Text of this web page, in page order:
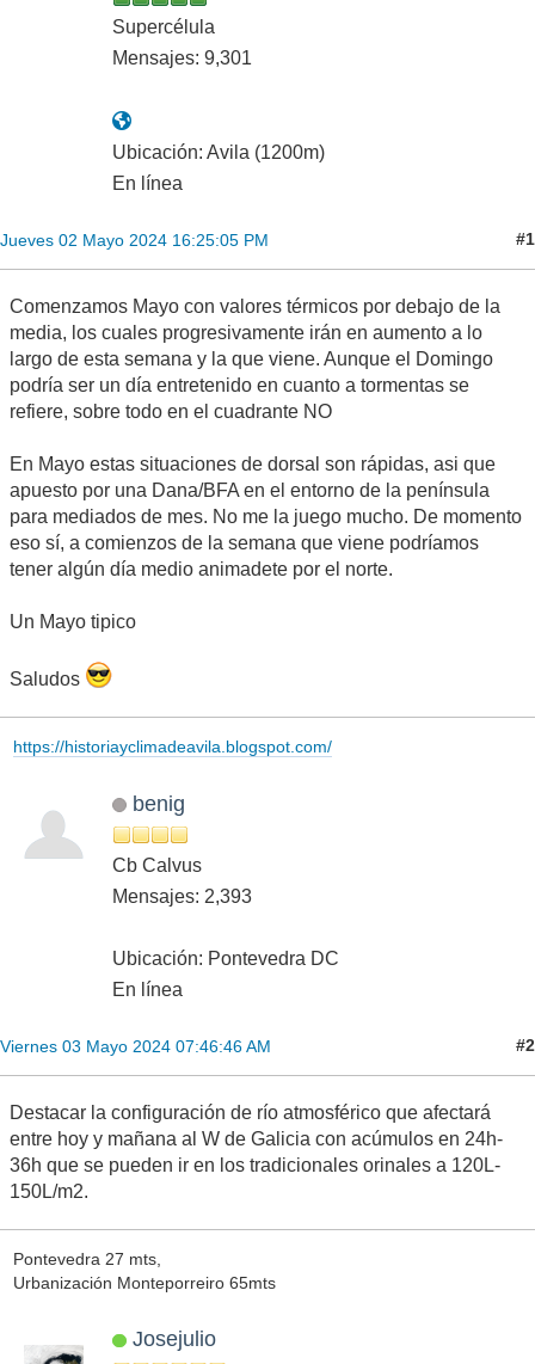
Supercélula
Mensajes: 9,301
Ubicación: Avila (1200m)
En línea
Jueves 02 Mayo 2024 16:25:05 PM #1
Comenzamos Mayo con valores térmicos por debajo de la
media, los cuales progresivamente irán en aumento a lo
largo de esta semana y la que viene. Aunque el Domingo
podría ser un día entretenido en cuanto a tormentas se
refiere, sobre todo en el cuadrante NO
En Mayo estas situaciones de dorsal son rápidas, asi que
apuesto por una Dana/BFA en el entorno de la península
para mediados de mes. No me la juego mucho. De momento
eso sí, a comienzos de la semana que viene podríamos
tener algún día medio animadete por el norte.
Un Mayo tipico
Saludos
https://historiayclimadeavila.blogspot.com/
benig
Cb Calvus
Mensajes: 2,393
Ubicación: Pontevedra DC
En línea
Viernes 03 Mayo 2024 07:46:46 AM #2
Destacar la configuración de río atmosférico que afectará
entre hoy y mañana al W de Galicia con acúmulos en 24h-
36h que se pueden ir en los tradicionales orinales a 120L-
150L/m2.
Pontevedra 27 mts,
Urbanización Monteporreiro 65mts
Josejulio